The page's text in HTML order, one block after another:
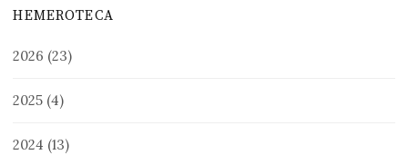
HEMEROTECA
2026 (23)
2025 (4)
2024 (13)